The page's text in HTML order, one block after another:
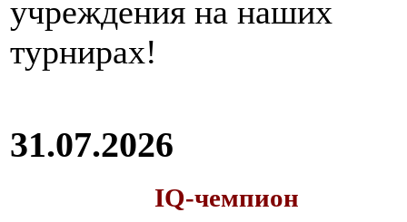
учреждения на наших
турнирах!
31.07.2026
IQ-чемпион